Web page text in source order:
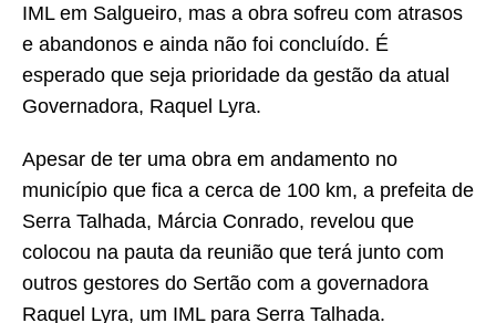
IML em Salgueiro, mas a obra sofreu com atrasos
e abandonos e ainda não foi concluído. É
esperado que seja prioridade da gestão da atual
Governadora, Raquel Lyra.
Apesar de ter uma obra em andamento no
município que fica a cerca de 100 km, a prefeita de
Serra Talhada, Márcia Conrado, revelou que
colocou na pauta da reunião que terá junto com
outros gestores do Sertão com a governadora
Raquel Lyra, um IML para Serra Talhada.